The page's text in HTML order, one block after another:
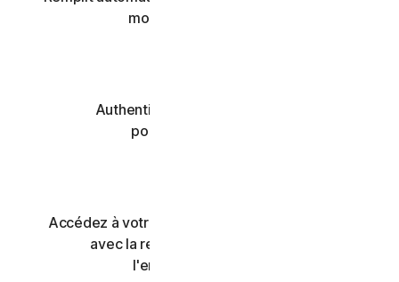
mots de passe et plus
Authentification à deux facteurs
pour plus de sécurité
Accédez à votre coffre-fort de mots de passe
avec la reconnaissance faciale ou
l'empreinte digitale